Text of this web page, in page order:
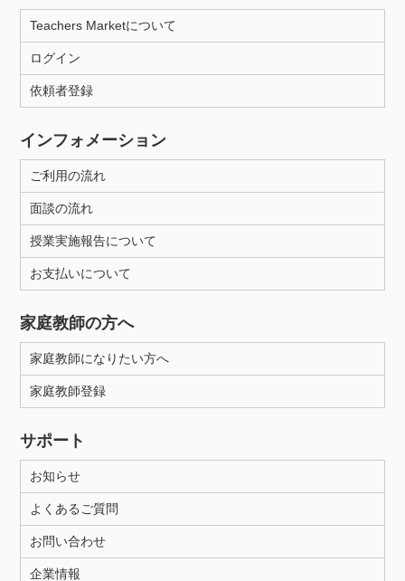
Teachers Marketについて
ログイン
依頼者登録
インフォメーション
ご利用の流れ
面談の流れ
授業実施報告について
お支払いについて
家庭教師の方へ
家庭教師になりたい方へ
家庭教師登録
サポート
お知らせ
よくあるご質問
お問い合わせ
企業情報